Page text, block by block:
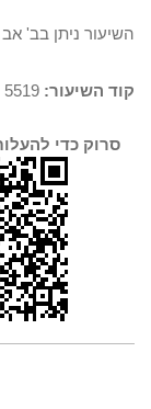
השיעור ניתן בב'
קוד השיעור:
סרוק כדי